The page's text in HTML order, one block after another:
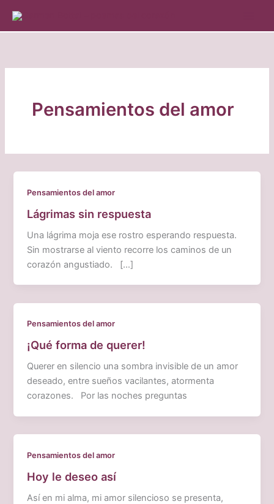
contenido
Pensamientos del amor
Pensamientos del amor
Lágrimas sin respuesta
Una lágrima moja ese rostro esperando respuesta.
Sin mostrarse al viento recorre los caminos de un
corazón angustiado. […]
Pensamientos del amor
¡Qué forma de querer!
Querer en silencio una sombra invisible de un amor
deseado, entre sueños vacilantes, atormenta
corazones. Por las noches preguntas
Pensamientos del amor
Hoy le deseo así
Así en mi alma, mi amor silencioso se presenta,